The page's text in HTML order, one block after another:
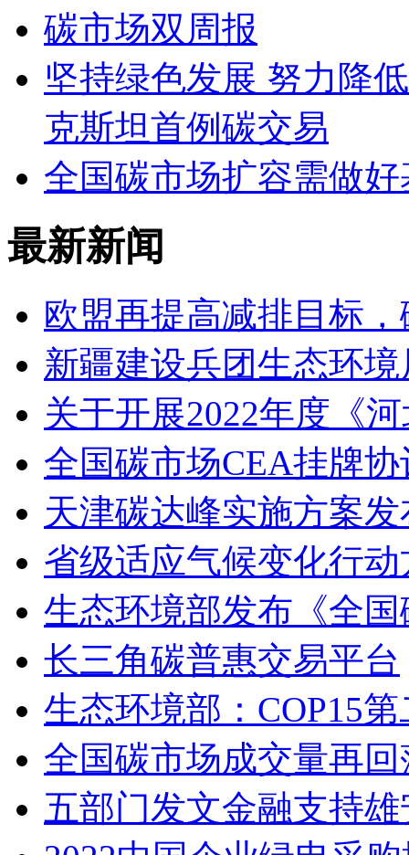
碳市场双周报
坚持绿色发展 努力降
克斯坦首例碳交易
全国碳市场扩容需做
最新新闻
欧盟再提高减排目标
新疆建设兵团生态环
关于开展2022年度《
全国碳市场CEA挂牌
天津碳达峰实施方案
省级适应气候变化行
生态环境部发布《全
长三角碳普惠交易平台
生态环境部：COP15
全国碳市场成交量再
五部门发文金融支持